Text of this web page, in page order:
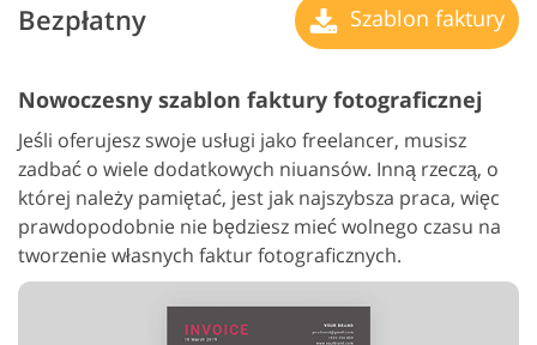
Bezpłatny Szablon faktury
Nowoczesny szablon faktury fotograficznej
Jeśli oferujesz swoje usługi jako freelancer, musisz
zadbać o wiele dodatkowych niuansów. Inną rzeczą, o
której należy pamiętać, jest jak najszybsza praca, więc
prawdopodobnie nie będziesz mieć wolnego czasu na
tworzenie własnych faktur fotograficznych.